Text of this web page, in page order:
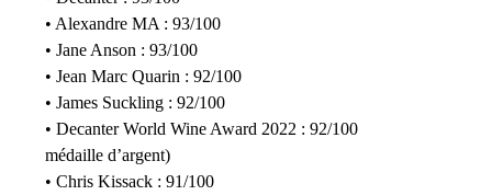
• Alexandre MA : 93/100
• Jane Anson : 93/100
• Jean Marc Quarin : 92/100
• James Suckling : 92/100
• Decanter World Wine Award 2022 : 92/100
médaille d’argent)
• Chris Kissack : 91/100